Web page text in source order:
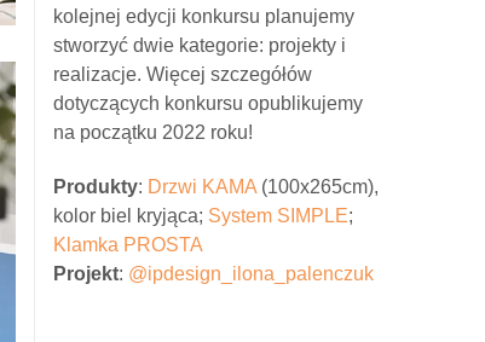
kolejnej edycji konkursu planujemy
stworzyć dwie kategorie: projekty i
realizacje. Więcej szczegółów
dotyczących konkursu opublikujemy
na początku 2022 roku!
Produkty: Drzwi KAMA (100x265cm),
kolor biel kryjąca; System SIMPLE;
Klamka PROSTA
Projekt: @ipdesign_ilona_palenczuk